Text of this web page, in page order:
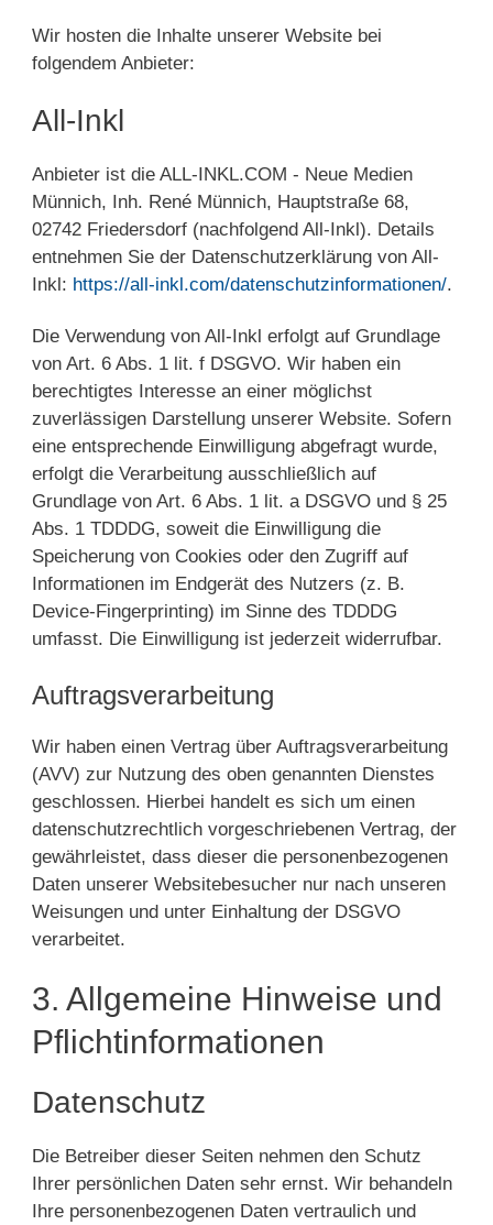
Wir hosten die Inhalte unserer Website bei
folgendem Anbieter:
All-Inkl
Anbieter ist die ALL-INKL.COM - Neue Medien
Münnich, Inh. René Münnich, Hauptstraße 68,
02742 Friedersdorf (nachfolgend All-Inkl). Details
entnehmen Sie der Datenschutzerklärung von All-
Inkl: https://all-inkl.com/datenschutzinformationen/.
Die Verwendung von All-Inkl erfolgt auf Grundlage
von Art. 6 Abs. 1 lit. f DSGVO. Wir haben ein
berechtigtes Interesse an einer möglichst
zuverlässigen Darstellung unserer Website. Sofern
eine entsprechende Einwilligung abgefragt wurde,
erfolgt die Verarbeitung ausschließlich auf
Grundlage von Art. 6 Abs. 1 lit. a DSGVO und § 25
Abs. 1 TDDDG, soweit die Einwilligung die
Speicherung von Cookies oder den Zugriff auf
Informationen im Endgerät des Nutzers (z. B.
Device-Fingerprinting) im Sinne des TDDDG
umfasst. Die Einwilligung ist jederzeit widerrufbar.
Auftragsverarbeitung
Wir haben einen Vertrag über Auftragsverarbeitung
(AVV) zur Nutzung des oben genannten Dienstes
geschlossen. Hierbei handelt es sich um einen
datenschutzrechtlich vorgeschriebenen Vertrag, der
gewährleistet, dass dieser die personenbezogenen
Daten unserer Websitebesucher nur nach unseren
Weisungen und unter Einhaltung der DSGVO
verarbeitet.
3. Allgemeine Hinweise und
Pflicht­informationen
Datenschutz
Die Betreiber dieser Seiten nehmen den Schutz
Ihrer persönlichen Daten sehr ernst. Wir behandeln
Ihre personenbezogenen Daten vertraulich und